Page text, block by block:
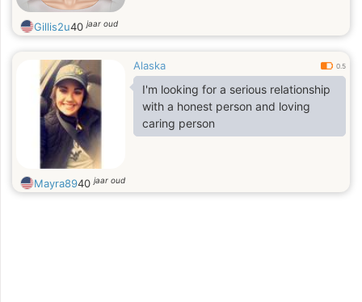
Gillis2u40jaar oud
Alaska 0.5
I'm looking for a serious relationship
with a honest person and loving
caring person
Mayra8940jaar oud